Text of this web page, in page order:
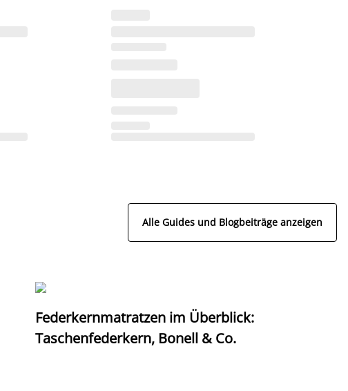
Alle Guides und Blogbeiträge anzeigen
Federkernmatratzen im Überblick:
Taschenfederkern, Bonell & Co.